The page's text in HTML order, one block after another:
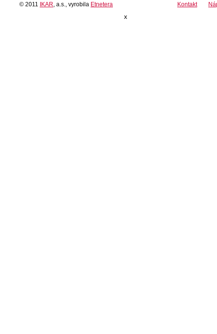
© 2011 IKAR , a.s., vyrobila Etnetera Kontakt
x